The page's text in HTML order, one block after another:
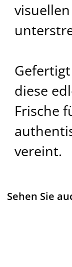
diese
Frische
vereint.
Sehen Sie